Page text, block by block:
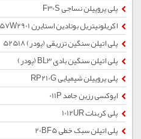
پلی پروپیلن نساجی F30S
اکریلونیتریل بوتادین استایرن SV0157W2901
پلی اتیلن سنگین تزریقی (پودر) 52518
پلی اتیلن سنگین بادی BL3 (پودر)
پلی پروپیلن شیمیایی RP210G
اپوکسی رزین جامد 011P
پلی کربنات 1012UR
پلی اتیلن سبک خطی 20BF5